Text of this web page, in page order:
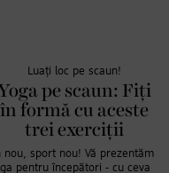
Luați loc pe scaun!
pe scaun: Fiți
în formă cu aceste
trei exerciții
nou, sport nou! Vă prezentăm
pentru începători - cu ceva